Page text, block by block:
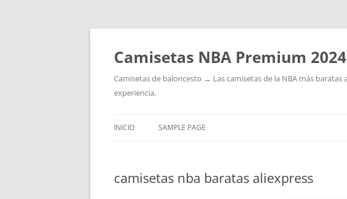
Camisetas NBA Premium
Camisetas de baloncesto → Las camisetas de la NBA más
experiencia.
INICIO SAMPLE PAGE
camisetas nba baratas aliexpress